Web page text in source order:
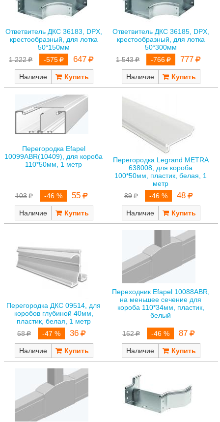
Ответвитель ДКС 36183, DPX,
крестообразный, для лотка
50*150мм
1 222
-575 647
Наличие
Ответвитель ДКС 36185, DPX,
крестообразный, для лотка
50*300мм
1 543
-766 777
Наличие
Перегородка Efapel
10099ABR(10409), для короба
110*50мм, 1 метр
103 -46 % 55
Наличие
Перегородка Legrand METRA
638008, для короба
100*50мм, пластик, белая, 1
метр
89
-46 % 48
Наличие
Перегородка ДКС 09514, для
коробов глубиной 40мм,
пластик, белая, 1 метр
68
-47 % 36
Наличие
Переходник Efapel 10088ABR,
на меньшее сечение для
короба 110*34мм, пластик,
белый
162 -46 % 87
Наличие